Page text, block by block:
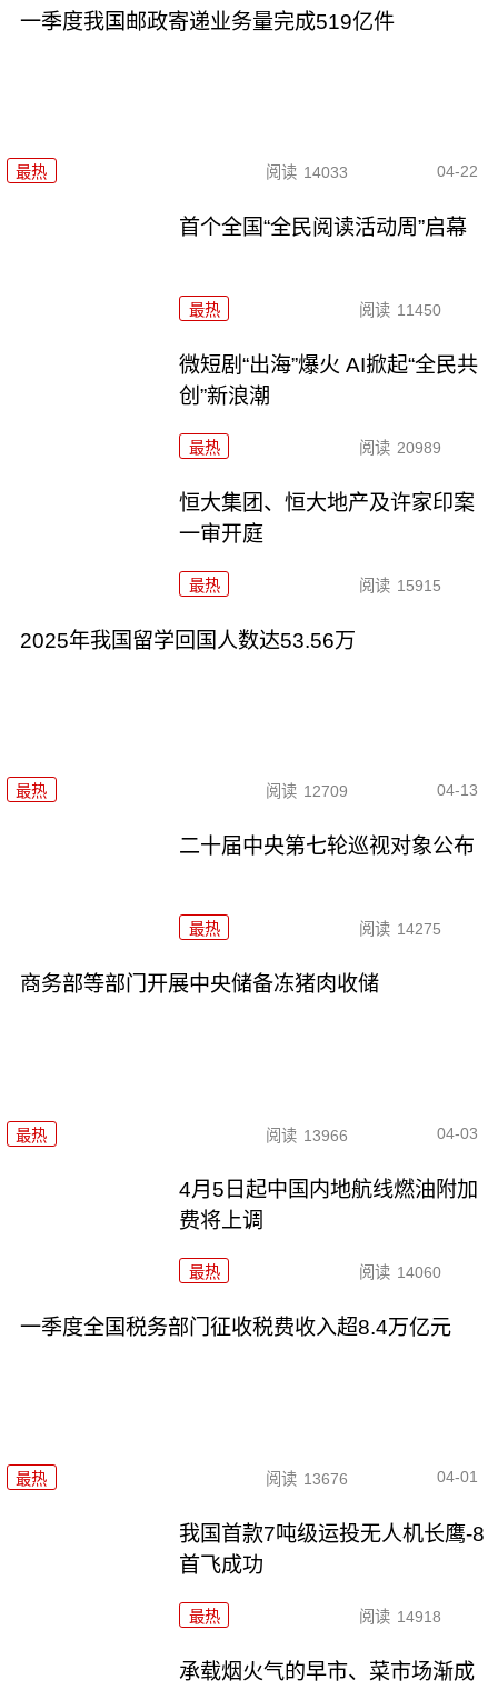
一季度我国邮政寄递业务量完成519亿件
最热 阅读 14033 04-22
首个全国“全民阅读活动周”启幕
最热 阅读 11450
微短剧“出海”爆火 AI掀起“全民共
创”新浪潮
最热 阅读 20989
恒大集团、恒大地产及许家印案
一审开庭
最热 阅读 15915
2025年我国留学回国人数达53.56万
最热 阅读 12709 04-13
二十届中央第七轮巡视对象公布
最热 阅读 14275
商务部等部门开展中央储备冻猪肉收储
最热 阅读 13966 04-03
4月5日起中国内地航线燃油附加
费将上调
最热 阅读 14060
一季度全国税务部门征收税费收入超8.4万亿元
最热 阅读 13676 04-01
我国首款7吨级运投无人机长鹰-8
首飞成功
最热 阅读 14918
承载烟火气的早市、菜市场渐成